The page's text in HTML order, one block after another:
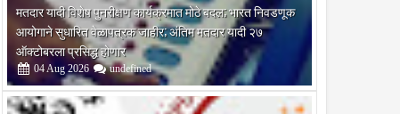
मतदार यादी विशेष पुनरीक्षण कार्यक्रमात मोठे बदल; भारत निवडणूक
आयोगाने सुधारित वेळापत्रक जाहीर; अंतिम मतदार यादी २७
ऑक्टोबरला प्रसिद्ध होणार
04 Aug 2026 undefined